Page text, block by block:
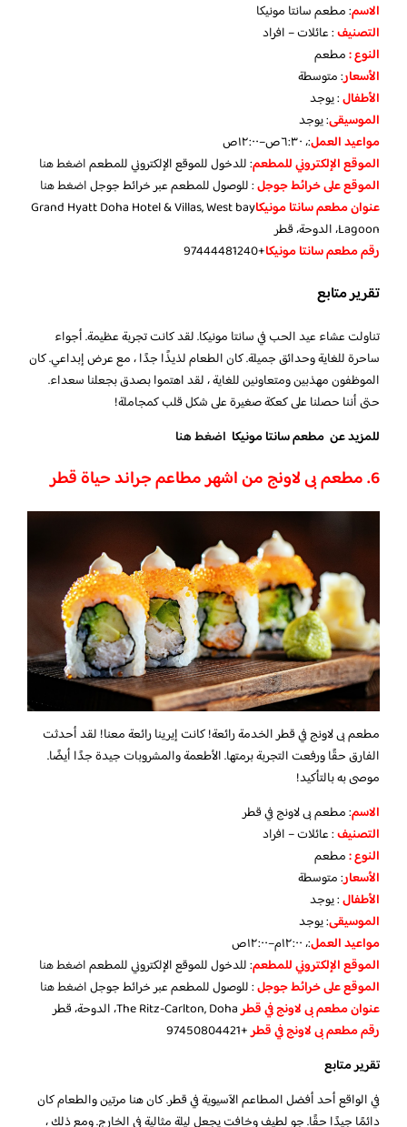
الاسم: مطعم سانتا مونيكا
التصنيف: عائلات – افراد
النوع :مطعم
الأسعار:متوسطة
الأطفال:يوجد
الموسيقى:يوجد
مواعيد العمل:، ٦:٣٠ص–١٢:٠٠ص
الموقع الإلكتروني للمطعم: للدخول للموقع الإلكتروني للمطعماضغط هنا
الموقع على خرائط جوجل: للوصول للمطعم عبر خرائط جوجلاضغط هنا
عنوان مطعم سانتا مونيكاGrand Hyatt Doha Hotel & Villas, West bay
Lagoon، الدوحة، قطر
رقم مطعم سانتا مونيكا+97444481240
تقرير متابع
تناولت عشاء عيد الحب في سانتا مونيكا. لقد كانت تجربة عظيمة. أجواء
ساحرة للغاية وحدائق جميلة. كان الطعام لذيذًا جدًا ، مع عرض إبداعي. كان
الموظفون مهذبين ومتعاونين للغاية ، لقد اهتموا بصدق بجعلنا سعداء.
حتى أننا حصلنا على كعكة صغيرة على شكل قلب كمجاملة!
للمزيد عن مطعم سانتا مونيكا اضغط هنا
6. مطعم بى لاونج من اشهر مطاعم جراند حياة قطر
مطعم بى لاونج في قطر الخدمة رائعة! كانت إيرينا رائعة معنا! لقد أحدثت
الفارق حقًا ورفعت التجربة برمتها. الأطعمة والمشروبات جيدة جدًا أيضًا.
موصى به بالتأكيد!
الاسم: مطعم بى لاونج في قطر
التصنيف: عائلات – افراد
النوع :مطعم
الأسعار:متوسطة
الأطفال:يوجد
الموسيقى:يوجد
مواعيد العمل:، ١٢:٠٠م–١٢:٠٠ص
الموقع الإلكتروني للمطعم: للدخول للموقع الإلكتروني للمطعماضغط هنا
الموقع على خرائط جوجل: للوصول للمطعم عبر خرائط جوجلاضغط هنا
عنوان مطعم بى لاونج في قطرThe Ritz-Carlton, Doha، الدوحة، قطر
رقم مطعم بى لاونج في قطر+97450804421
تقرير متابع
في الواقع أحد أفضل المطاعم الآسيوية في قطر. كان هنا مرتين والطعام كان